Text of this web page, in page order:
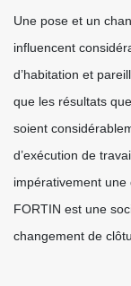
Une pose et un
influencent
d’habitation et
que les résultats
soient
d’exécution de
impérativement une
FORTIN est une
changement de